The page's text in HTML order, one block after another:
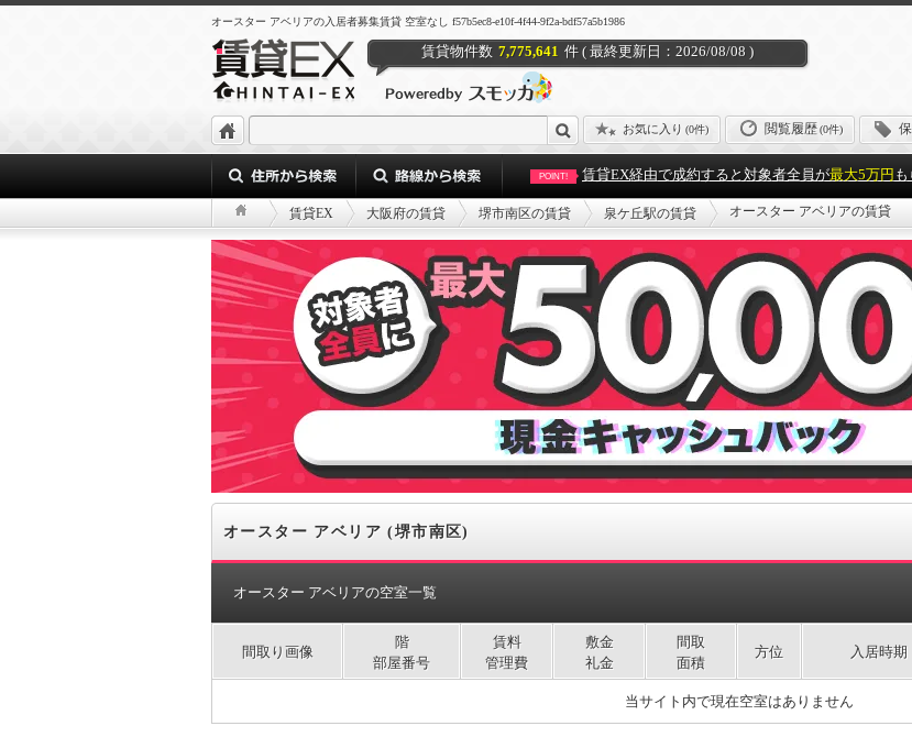
オースター アベリアの入居者募集賃貸 空室なし f57b5ec8-e10f-4f44-9f2a-bdf57a5b1986
賃貸物件数 7,775,641 件 ( 最終更新日：2026/08/08 )
お気に入り (0件) 閲覧履歴(0件)
POINT! 賃貸EX経由で成約すると対象者全員が最大5万円
賃貸EX 大阪府の賃貸 堺市南区の賃貸 泉ケ丘駅の賃貸 オースター アベリアの賃貸
オースター アベリア (堺市南区)
オースター アベリアの空室一覧
間取り画像
階
部屋番号
賃料
管理費
敷金
礼金
間取
面積
方位 入居時期
当サイト内で現在空室はありません